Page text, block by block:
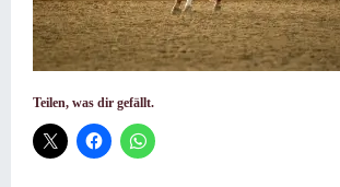
Teilen, was dir gefällt.